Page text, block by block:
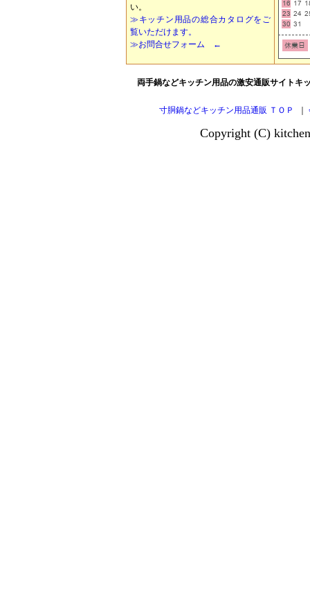
い。
≫キッチン用品の総合カタログをご
覧いただけます。
≫お問合せフォーム ←
両手鍋などキッチン用品の激安通販サイトキ
寸胴鍋などキッチン用品通販 ＴＯＰ
Copyright (C)